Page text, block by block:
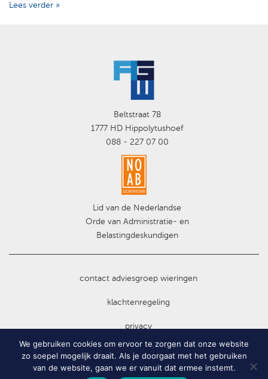
Lees verder »
Beltstraat 78
1777 HD Hippolytushoef
088 - 227 07 00
Lid van de Nederlandse
Orde van Administratie- en
Belastingdeskundigen
contact adviesgroep wieringen
klachtenregeling
privacy
werken bij adviesgroep wieringen
We gebruiken cookies om ervoor te zorgen dat onze website
zo soepel mogelijk draait. Als je doorgaat met het gebruiken
van de website, gaan we er vanuit dat ermee instemt.